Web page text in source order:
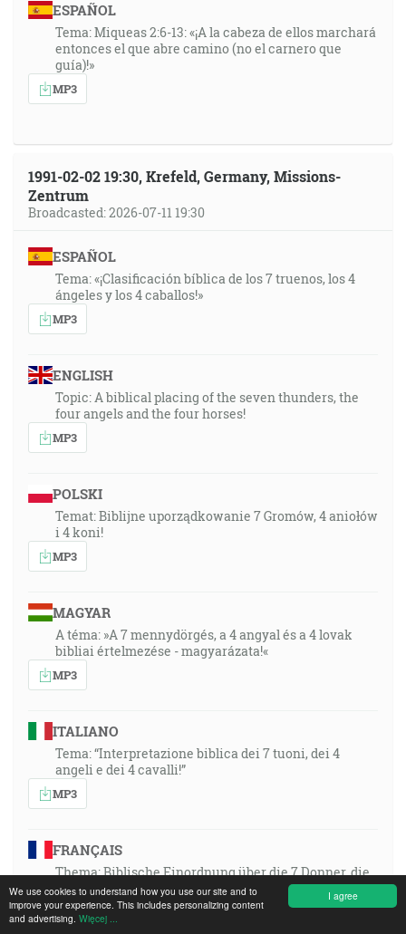
I agree
We use cookies to understand how you use our site and to
improve your experience. This includes personalizing content
and advertising. Więcej ...
ESPAÑOL
Tema: Miqueas 2:6-13: «¡A la cabeza de ellos marchará
entonces el que abre camino (no el carnero que
guía)!»
MP3
1991-02-02 19:30, Krefeld, Germany, Missions-
Zentrum
Broadcasted: 2026-07-11 19:30
ESPAÑOL
Tema: «¡Clasificación bíblica de los 7 truenos, los 4
ángeles y los 4 caballos!»
MP3
ENGLISH
Topic: A biblical placing of the seven thunders, the
four angels and the four horses!
MP3
POLSKI
Temat: Biblijne uporządkowanie 7 Gromów, 4 aniołów
i 4 koni!
MP3
MAGYAR
A téma: »A 7 mennydörgés, a 4 angyal és a 4 lovak
bibliai értelmezése - magyarázata!«
MP3
ITALIANO
Tema: “Interpretazione biblica dei 7 tuoni, dei 4
angeli e dei 4 cavalli!”
MP3
FRANÇAIS
Thema: Biblische Einordnung über die 7 Donner, die
4 Engel und die 4 Rosse!
MP3